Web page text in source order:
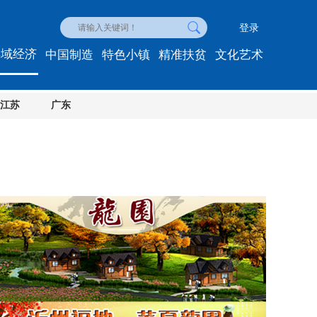
登录
经济
江苏 广东
中国制造 特色小镇 精准扶贫 文化艺术